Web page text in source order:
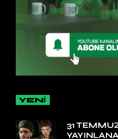
YENİ
31